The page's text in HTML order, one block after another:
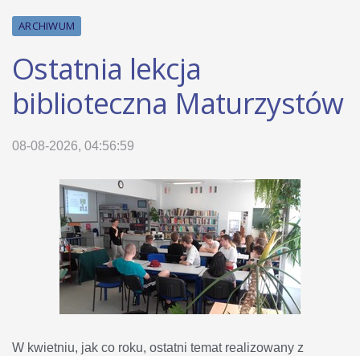
ARCHIWUM
Ostatnia lekcja
biblioteczna Maturzystów
08-08-2026, 04:56:59
W kwietniu, jak co roku, ostatni temat realizowany z